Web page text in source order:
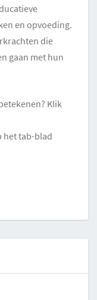
en opvoeding.
die
gaan met hun
Klik
het tab-blad